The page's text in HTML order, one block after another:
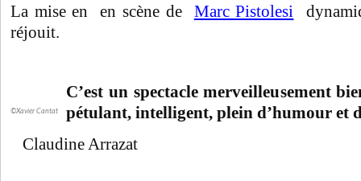
La mise en en scène de Marc Pistolesi
réjouit.
©Xavier Cantat
C’est un spectacle merveilleusement
pétulant, intelligent, plein d’humour et
Claudine Arrazat